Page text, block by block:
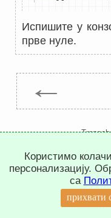
Испишите у
прве нуле.
←
политика
Користимо
персонализацију.
са
прихвати